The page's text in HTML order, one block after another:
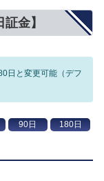
金】
日と変更可能（デフ